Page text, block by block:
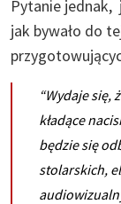
Pytanie jednak,
jak bywało do
“Wydaje się,
kładące
będzie się
stolarskich,